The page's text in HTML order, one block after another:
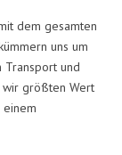
dem gesamten
uns um
Transport und
größten Wert